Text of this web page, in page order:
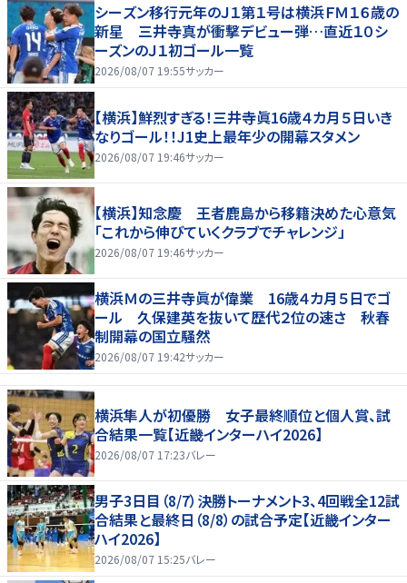
シーズン移行元年のＪ１第１号は横浜ＦＭ１６歳の
新星 三井寺真が衝撃デビュー弾…直近１０シ
ーズンのＪ１初ゴール一覧
2026/08/07 19:55サッカー
【横浜】鮮烈すぎる！三井寺眞16歳４カ月５日いき
なりゴール！！J1史上最年少の開幕スタメン
2026/08/07 19:46サッカー
【横浜】知念慶 王者鹿島から移籍決めた心意気
「これから伸びていくクラブでチャレンジ」
2026/08/07 19:46サッカー
横浜Ｍの三井寺眞が偉業 16歳４カ月５日でゴ
ール 久保建英を抜いて歴代２位の速さ 秋春
制開幕の国立騒然
2026/08/07 19:42サッカー
横浜隼人が初優勝 女子最終順位と個人賞、試
合結果一覧【近畿インターハイ2026】
2026/08/07 17:23バレー
男子3日目（8/7）決勝トーナメント3、4回戦全12試
合結果と最終日（8/8）の試合予定【近畿インター
ハイ2026】
2026/08/07 15:25バレー